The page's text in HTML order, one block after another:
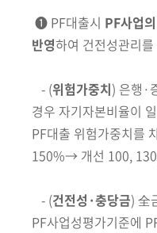
➊ PF대출시 PF사업
반영하여 건전성관리
- (위험가중치) 은행·
경우 자기자본비율이
PF대출 위험가중치를
150%→ 개선 100,
- (건전성·충당금) 全
PF사업성평가기준에